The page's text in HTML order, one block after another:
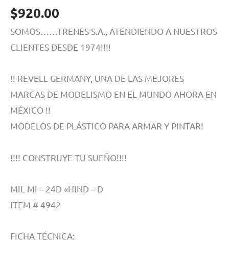
$920.00
SOMOS……TRENES S.A., ATENDIENDO A NUESTROS
CLIENTES DESDE 1974!!!!
!! REVELL GERMANY, UNA DE LAS MEJORES
MARCAS DE MODELISMO EN EL MUNDO AHORA EN
MÉXICO !!
MODELOS DE PLÁSTICO PARA ARMAR Y PINTAR!
!!!! CONSTRUYE TU SUEÑO!!!!
MIL MI – 24D «HIND – D
ITEM # 4942
FICHA TÉCNICA: